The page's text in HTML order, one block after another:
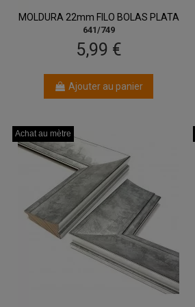
MOLDURA 22mm FILO BOLAS PLATA
641/749
5,99 €
Ajouter au panier
Achat au mètre
Achat au mètre
Achat au mètre